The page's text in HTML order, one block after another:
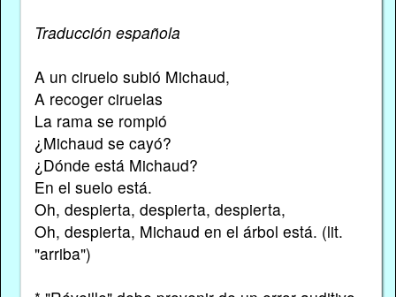
Traducción española
A un ciruelo subió Michaud,
A recoger ciruelas
La rama se rompió
¿Michaud se cayó?
¿Dónde está Michaud?
En el suelo está.
Oh, despierta, despierta, despierta,
Oh, despierta, Michaud en el árbol está. (lit.
"arriba")